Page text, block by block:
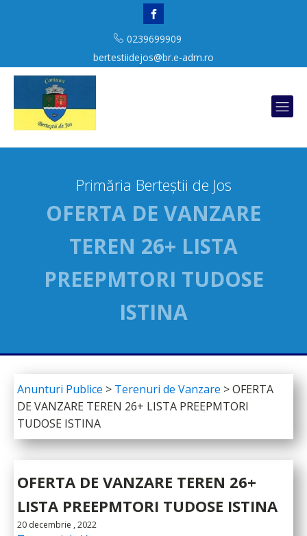
0239699909
bertestiidejos@br.e-adm.ro
Primăria Berteștii de Jos
OFERTA DE VANZARE
TEREN 26+ LISTA
PREEPMTORI TUDOSE
ISTINA
Anunturi Publice > Terenuri de Vanzare >OFERTA
DE VANZARE TEREN 26+ LISTA PREEPMTORI
TUDOSE ISTINA
OFERTA DE VANZARE TEREN 26+
LISTA PREEPMTORI TUDOSE ISTINA
20 decembrie , 2022